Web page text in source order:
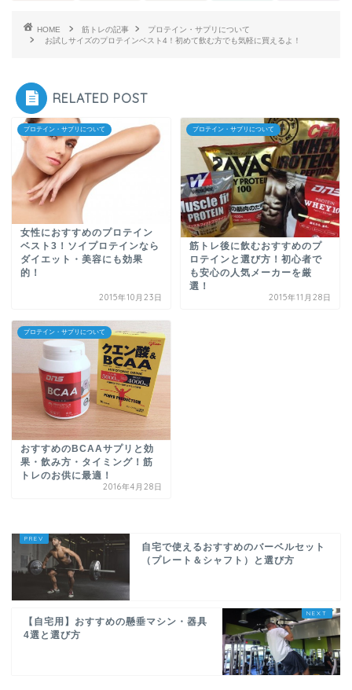
HOME 筋トレの記事
プロテイン・サプリについて
お試しサイズのプロテインベスト4！初めて飲む方でも気軽に買えるよ！
RELATED POST
プロテイン・サプリについて
女性におすすめのプロテイン
ベスト3！ソイプロテインなら
ダイエット・美容にも効果
的！
2015年10月23日
プロテイン・サプリについて
筋トレ後に飲むおすすめのプ
ロテインと選び方！初心者で
も安心の人気メーカーを厳
選！
2015年11月28日
プロテイン・サプリについて
おすすめのBCAAサプリと効
果・飲み方・タイミング！筋
トレのお供に最適！
2016年4月28日
自宅で使えるおすすめのバーベルセット
（プレート＆シャフト）と選び方
【自宅用】おすすめの懸垂マシン・器具
4選と選び方